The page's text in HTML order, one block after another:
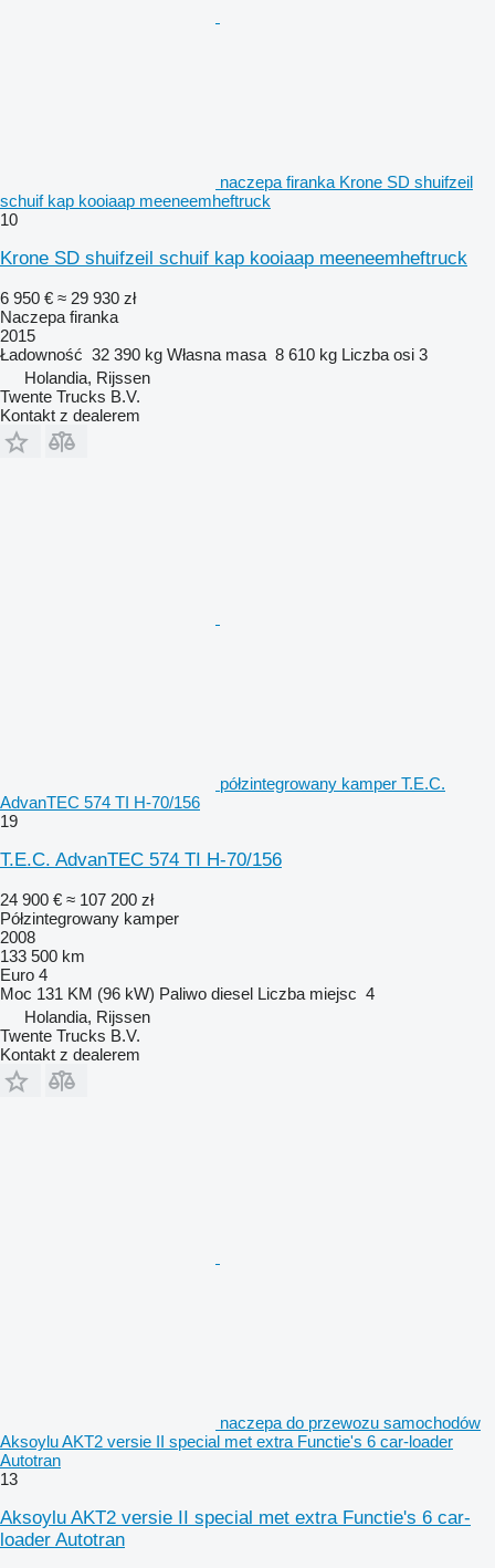
naczepa firanka Krone SD shuifzeil
schuif kap kooiaap meeneemheftruck
10
Krone SD shuifzeil schuif kap kooiaap meeneemheftruck
6 950 € ≈ 29 930 zł
Naczepa firanka
2015
Ładowność 32 390 kg Własna masa 8 610 kg Liczba osi 3
Holandia, Rijssen
Twente Trucks B.V.
Kontakt z dealerem
półzintegrowany kamper T.E.C.
AdvanTEC 574 TI H-70/156
19
T.E.C. AdvanTEC 574 TI H-70/156
24 900 € ≈ 107 200 zł
Półzintegrowany kamper
2008
133 500 km
Euro 4
Moc 131 KM (96 kW) Paliwo diesel Liczba miejsc 4
Holandia, Rijssen
Twente Trucks B.V.
Kontakt z dealerem
naczepa do przewozu samochodów
Aksoylu AKT2 versie II special met extra Functie's 6 car-loader
Autotran
13
Aksoylu AKT2 versie II special met extra Functie's 6 car-
loader Autotran